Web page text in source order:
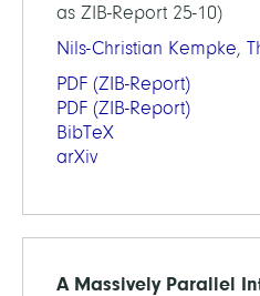
as ZIB-Report 25-10)
Nils-Christian Kempke,
PDF (ZIB-Report)
PDF (ZIB-Report)
BibTeX
arXiv
A Massively Parallel